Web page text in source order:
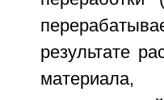
результате